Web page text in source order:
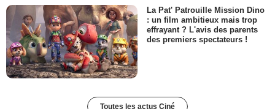
La Pat' Patrouille Mission Dino
: un film ambitieux mais trop
effrayant ? L'avis des parents
des premiers spectateurs !
Toutes les actus Ciné